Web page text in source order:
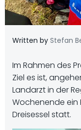
Written by Stefan
Im Rahmen des
Ziel es ist,
Landarzt in der
Wochenende ein
Dreisessel statt.